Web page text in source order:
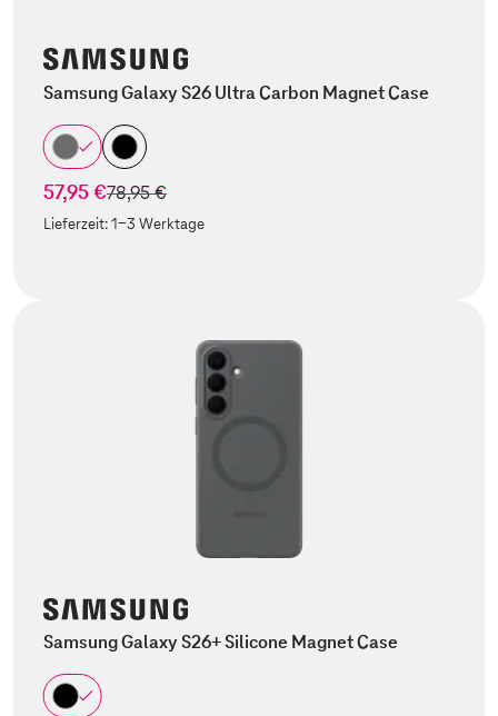
Samsung Galaxy S26 Ultra Carbon Magnet Case
57,95 €statt
78,95 €
Lieferzeit:1-3 Werktage
Samsung Galaxy S26+ Silicone Magnet Case